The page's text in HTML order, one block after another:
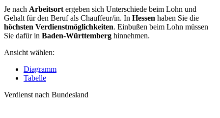
Je nach Arbeitsort ergeben sich Unterschiede beim Lohn und
Gehalt für den Beruf als Chauffeur/in. In Hessen haben Sie die
höchsten Verdienstmöglichkeiten. Einbußen beim Lohn müssen
Sie dafür in Baden-Württemberg hinnehmen.
Ansicht wählen:
Diagramm
Tabelle
Verdienst nach Bundesland